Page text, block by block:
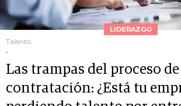
LIDERAZGO
Talento.
.
Las trampas del proceso de
contratación: ¿Está tu